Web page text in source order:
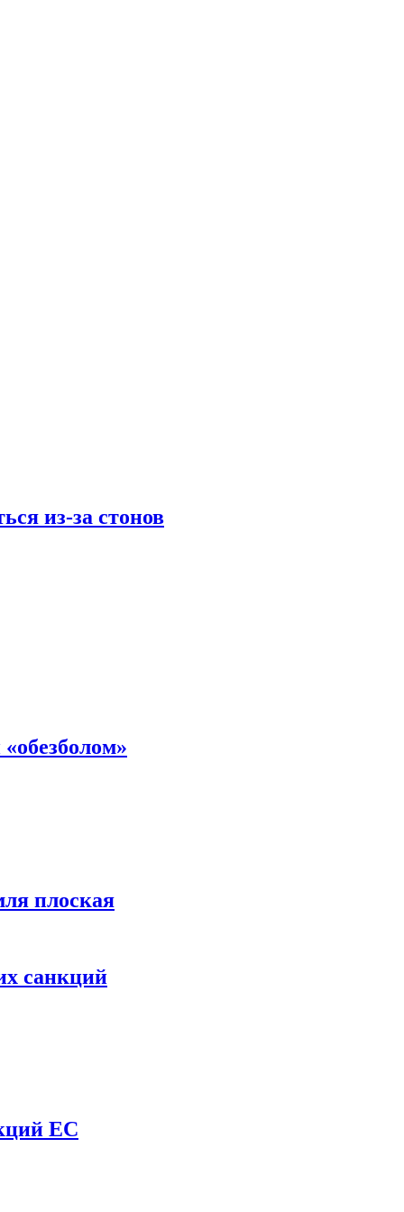
из-за стонов
плоская
санкций
ЕС